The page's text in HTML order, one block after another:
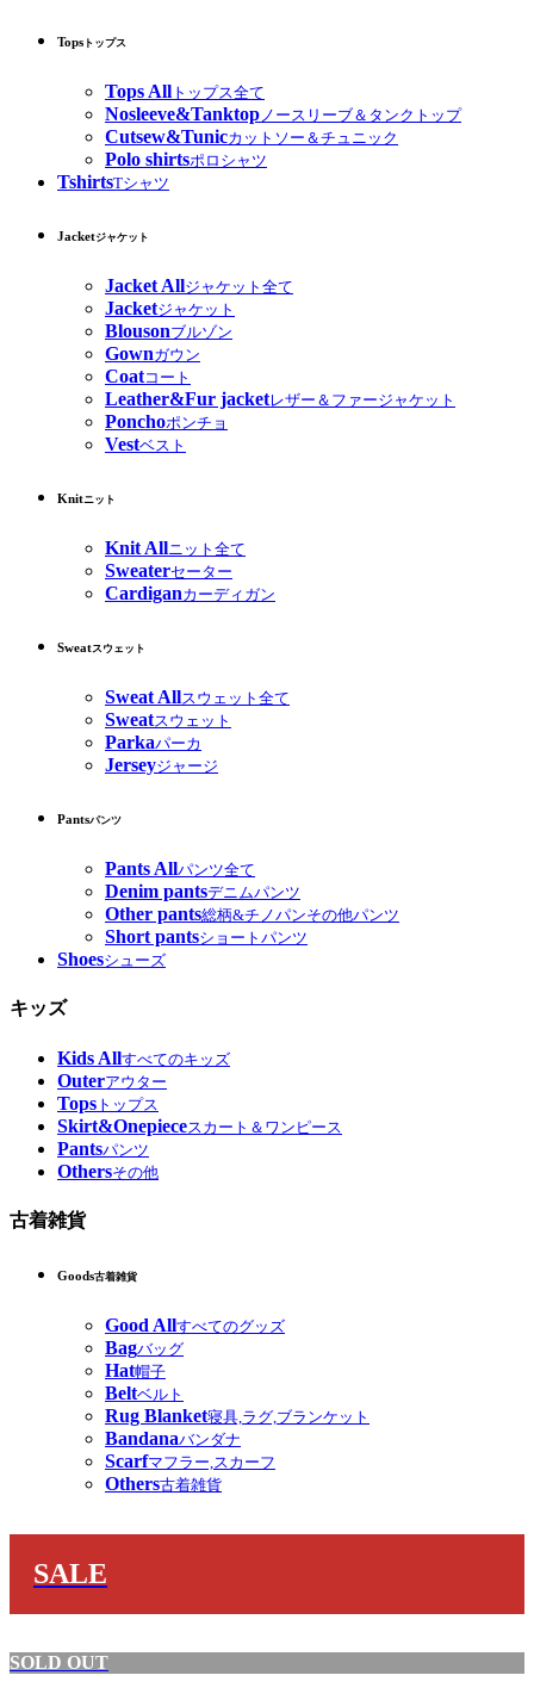
Tops トップス
Tops All トップス全て
Nosleeve&Tanktopノースリーブ＆タンクトップ
Cutsew&Tunicカットソー＆チュニック
Polo shirtsポロシャツ
TshirtsTシャツ
Jacketジャケット
Jacket Allジャケット全て
Jacketジャケット
Blousonブルゾン
Gownガウン
Coatコート
Leather&Fur jacketレザー＆ファージャケット
Ponchoポンチョ
Vestベスト
Knitニット
Knit Allニット全て
Sweaterセーター
Cardiganカーディガン
Sweatスウェット
Sweat Allスウェット全て
Sweatスウェット
Parkaパーカ
Jerseyジャージ
Pantsパンツ
Pants Allパンツ全て
Denim pantsデニムパンツ
Other pants総柄&チノパンその他パンツ
Short pantsショートパンツ
Shoesシューズ
キッズ
Kids Allすべてのキッズ
Outerアウター
Tops トップス
Skirt&Onepieceスカート＆ワンピース
Pantsパンツ
Othersその他
古着雑貨
Goods古着雑貨
Good Allすべてのグッズ
Bagバッグ
Hat帽子
Beltベルト
Rug Blanket寝具,ラグ,ブランケット
Bandanaバンダナ
Scarfマフラー,スカーフ
Others古着雑貨
SALE
SOLD OUT